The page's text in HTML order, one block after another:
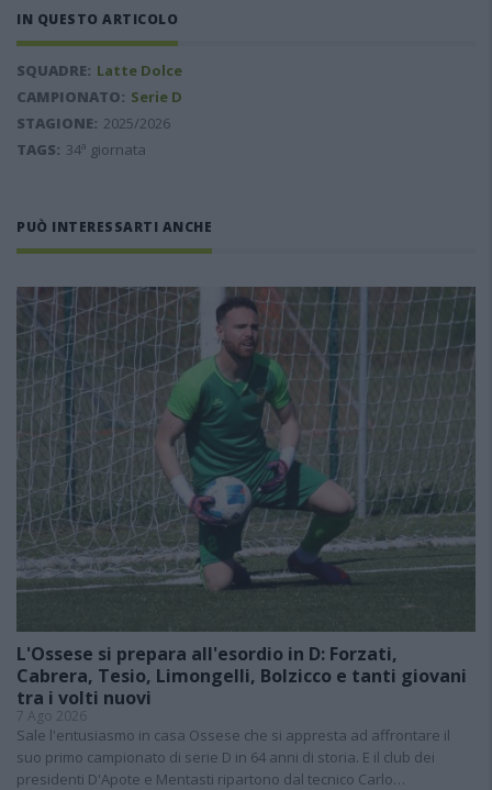
IN QUESTO ARTICOLO
SQUADRE: Latte Dolce
CAMPIONATO: Serie D
STAGIONE: 2025/2026
TAGS: 34ª giornata
PUÒ INTERESSARTI ANCHE
L'Ossese si prepara all'esordio in D: Forzati,
Cabrera, Tesio, Limongelli, Bolzicco e tanti giovani
tra i volti nuovi
7 Ago 2026
Sale l'entusiasmo in casa Ossese che si appresta ad affrontare il
suo primo campionato di serie D in 64 anni di storia. E il club dei
presidenti D'Apote e Mentasti ripartono dal tecnico Carlo…